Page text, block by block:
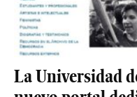
La Universidad